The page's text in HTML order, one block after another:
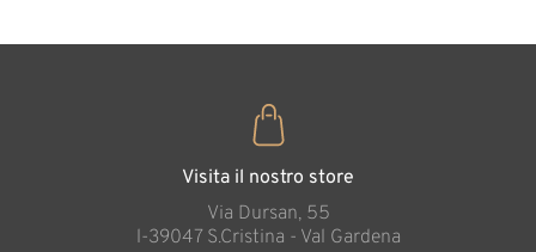
Visita il nostro store
Via Dursan, 55
l-39047 S.Cristina - Val Gardena